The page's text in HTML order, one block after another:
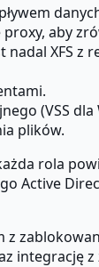
aby
XFS z
(VSS
plików.
rola
Active